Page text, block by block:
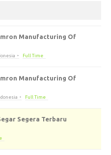
Manufacturing Of
Full Time
Manufacturing Of
Full Time
Segera Terbaru